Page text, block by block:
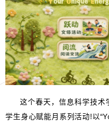
这个春天，信息科学技术
学生身心赋能月系列活动!以